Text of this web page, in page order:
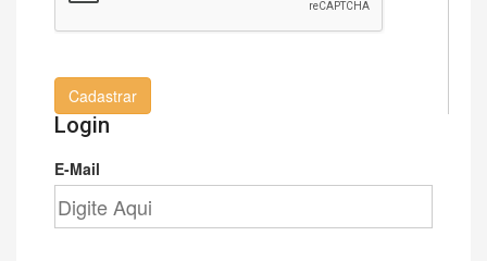
Cadastrar
Login
E-Mail